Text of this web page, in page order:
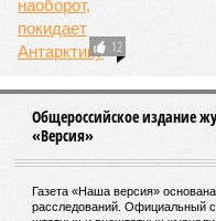
Минкульт